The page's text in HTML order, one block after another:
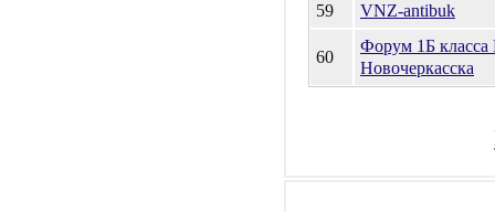
59
VNZ-antibuk
60
Форум 1Б
Новочеркасска